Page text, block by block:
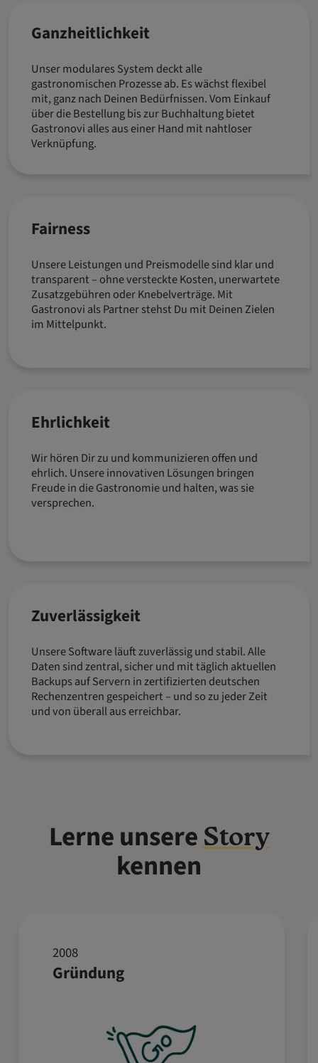
Ganzheitlichkeit
Unser modulares System deckt alle
gastronomischen Prozesse ab. Es wächst flexibel
mit, ganz nach Deinen Bedürfnissen. Vom Einkauf
über die Bestellung bis zur Buchhaltung bietet
Gastronovi alles aus einer Hand mit nahtloser
Verknüpfung.
Fairness
Unsere Leistungen und Preismodelle sind klar und
transparent – ohne versteckte Kosten, unerwartete
Zusatzgebühren oder Knebelverträge. Mit
Gastronovi als Partner stehst Du mit Deinen Zielen
im Mittelpunkt.
Ehrlichkeit
Wir hören Dir zu und kommunizieren offen und
ehrlich. Unsere innovativen Lösungen bringen
Freude in die Gastronomie und halten, was sie
versprechen.
Zuverlässigkeit
Unsere Software läuft zuverlässig und stabil. Alle
Daten sind zentral, sicher und mit täglich aktuellen
Backups auf Servern in zertifizierten deutschen
Rechenzentren gespeichert – und so zu jeder Zeit
und von überall aus erreichbar.
Lerne unsereStory
kennen
Bremen: Vier Gründer setzen ihre
Vision um und entwickeln eine
Gastronomie.
2008
Gründung